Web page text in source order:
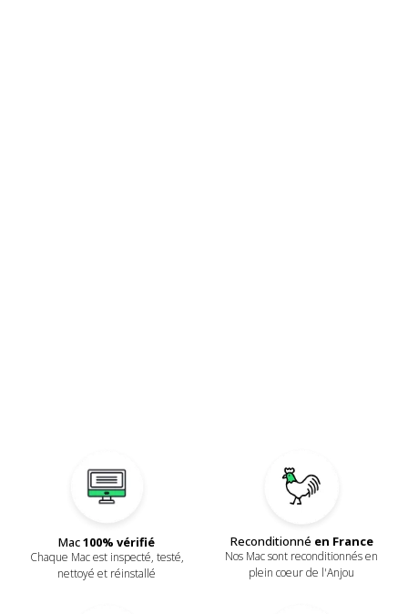
Mac100% vérifié
Chaque Mac est inspecté, testé,
nettoyé et réinstallé
Reconditionné en France
Nos Mac sont reconditionnés en
plein coeur de l'Anjou